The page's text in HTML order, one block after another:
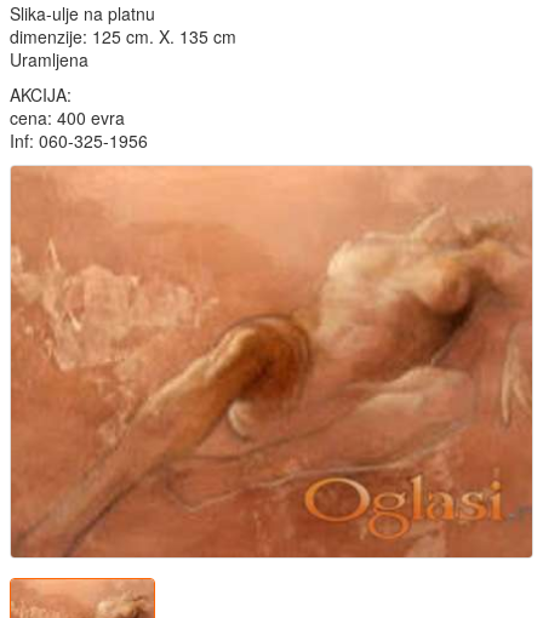
Slika-ulje na platnu
dimenzije: 125 cm. X. 135 cm
Uramljena
AKCIJA:
cena: 400 evra
Inf: 060-325-1956